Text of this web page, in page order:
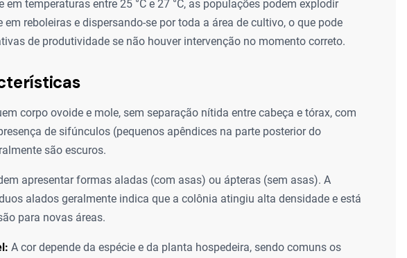
temperaturas entre 25 °C e 27 °C, as populações podem explodir
reboleiras e dispersando-se por toda a área de cultivo, o que pode
de produtividade se não houver intervenção no momento correto.
corpo ovoide e mole, sem separação nítida entre cabeça e tórax, com
de sifúnculos (pequenos apêndices na parte posterior do
são escuros.
apresentar formas aladas (com asas) ou ápteras (sem asas). A
alados geralmente indica que a colônia atingiu alta densidade e está
para novas áreas.
A cor depende da espécie e da planta hospedeira, sendo comuns os